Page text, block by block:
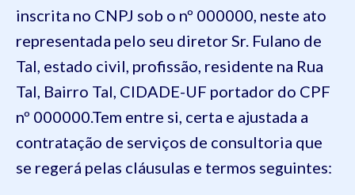
inscrita no CNPJ sob o nº 000000, neste ato
representada pelo seu diretor Sr. Fulano de
Tal, estado civil, profissão, residente na Rua
Tal, Bairro Tal, CIDADE-UF portador do CPF
nº 000000.Tem entre si, certa e ajustada a
contratação de serviços de consultoria que
se regerá pelas cláusulas e termos seguintes: